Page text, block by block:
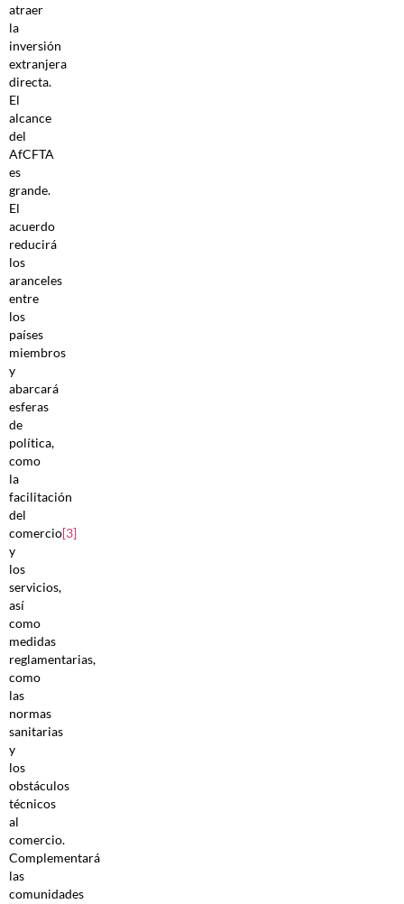
atraer
la
inversión
extranjera
directa.
El
alcance
del
AfCFTA
es
grande.
El
acuerdo
reducirá
los
aranceles
entre
los
países
miembros
y
abarcará
esferas
de
política,
como
la
facilitación
del
comercio[3]
y
los
servicios,
así
como
medidas
reglamentarias,
como
las
normas
sanitarias
y
los
obstáculos
técnicos
al
comercio.
Complementará
las
comunidades